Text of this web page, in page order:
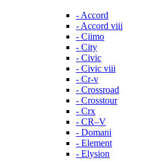
- Accord
- Accord viii
- Ciimo
- City
- Civic
- Civic viii
- Cr-v
- Crossroad
- Crosstour
- Crx
- CR–V
- Domani
- Element
- Elysion